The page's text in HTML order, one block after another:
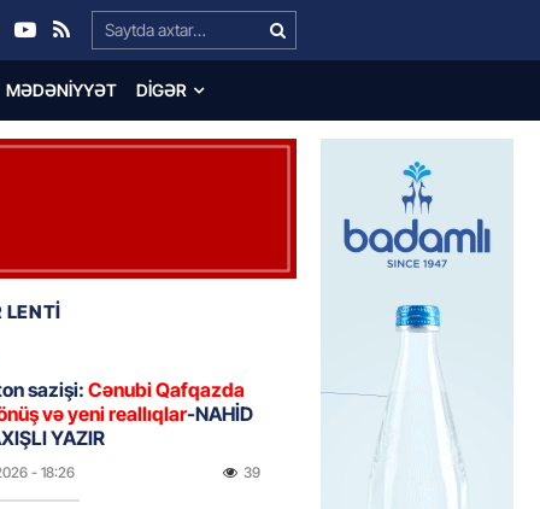
Search…
MƏDƏNIYYƏT DIGƏR
sazişi:Cənubi Qafqazda
və yeni reallıqlar-NAHİD
YAZIR
- 18:26 39